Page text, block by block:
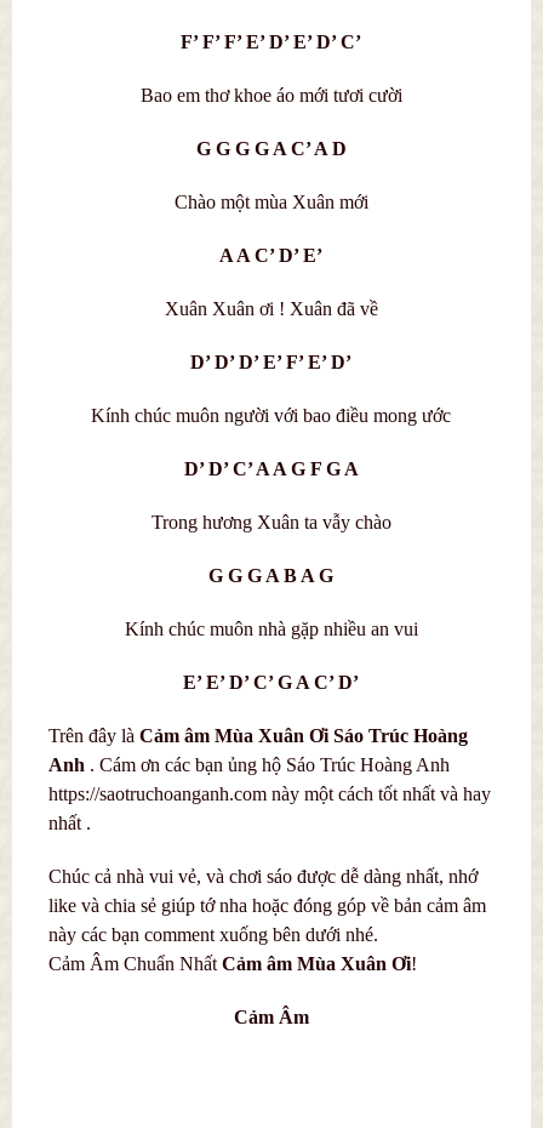
F’ F’ F’ E’ D’ E’ D’ C’
Bao em thơ khoe áo mới tươi cười
G G G G A C’ A D
Chào một mùa Xuân mới
A A C’ D’ E’
Xuân Xuân ơi ! Xuân đã về
D’ D’ D’ E’ F’ E’ D’
Kính chúc muôn người với bao điều mong ước
D’ D’ C’ A A G F G A
Trong hương Xuân ta vẫy chào
G G G A B A G
Kính chúc muôn nhà gặp nhiều an vui
E’ E’ D’ C’ G A C’ D’
Trên đây là Cảm âm Mùa Xuân Ơi Sáo Trúc Hoàng
Anh . Cám ơn các bạn ủng hộ Sáo Trúc Hoàng Anh
https://saotruchoanganh.com này một cách tốt nhất và hay
nhất .
Chúc cả nhà vui vẻ, và chơi sáo được dễ dàng nhất, nhớ
like và chia sẻ giúp tớ nha hoặc đóng góp về bản cảm âm
này các bạn comment xuống bên dưới nhé.
Cảm Âm Chuẩn Nhất Cảm âm Mùa Xuân Ơi!
Cảm Âm